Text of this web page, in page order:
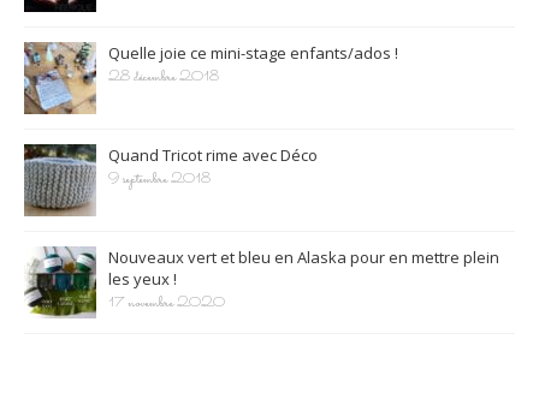
Quelle joie ce mini-stage enfants/ados !
28 décembre 2018
Quand Tricot rime avec Déco
9 septembre 2018
Nouveaux vert et bleu en Alaska pour en mettre plein
les yeux !
17 novembre 2020